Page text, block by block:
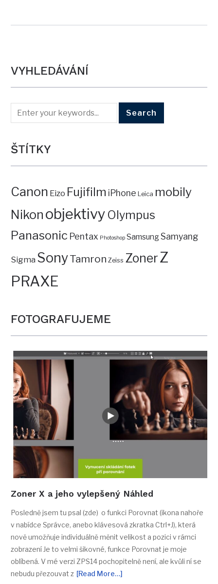
VYHLEDÁVÁNÍ
ŠTÍTKY
Canon Eizo Fujifilm iPhone Leica mobily
Nikon objektivy Olympus
Panasonic Pentax Photoshop SamsungSamyang
Sigma SonyTamron Zeiss ZonerZ
PRAXE
FOTOGRAFUJEME
Zoner X a jeho vylepšený Náhled
Posledně jsem tu psal (zde) o funkci Porovnat (ikona nahoře
v nabídce Správce, anebo klávesová zkratka Ctrl+J), která
nově umožňuje individuálně měnit velikost a pozici v rámci
zobrazení Je to velmi šikovné, funkce Porovnat je moje
oblíbená. V mé verzi ZPS14 pochopitelně není, ale kvůli ní se
nebudu přezouvat z [Read More…]